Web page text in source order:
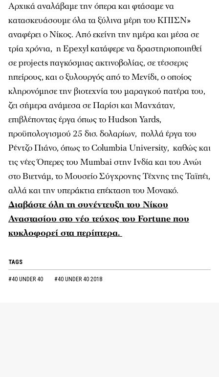
Αρχικά αναλάβαμε την όπερα και φτάσαμε να
κατασκευάσουμε όλα τα ξύλινα μέρη του ΚΠΙΣΝ»
αναφέρει ο Νίκος. Από εκείνη την ημέρα και μέσα σε
τρία χρόνια, η Epexyl κατάφερε να δραστηριοποιηθεί
σε projects παγκόσμιας ακτινοβολίας, σε τέσσερις
ηπείρους, και ο ξυλουργός από το Μενίδι, ο οποίος
κληρονόμησε την βιοτεχνία του μαραγκού πατέρα του,
ζει σήμερα ανάμεσα σε Παρίσι και Μανχάταν,
επιβλέποντας έργα όπως το Hudson Yards,
προϋπολογισμού 25 δισ. δολαρίων, πολλά έργα του
Ρέντζο Πιάνο, όπως το Columbia University, καθώς και
τις νέες Όπερες του Mumbai στην Ινδία και του Ανώι
στο Βιετνάμ, το Μουσείο Σύγχρονης Τέχνης της Ταϊπέι,
αλλά και την υπεράκτια επέκταση του Μονακό.
Διαβάστε όλη τη συνέντευξη του Νίκου
Αναστασίου στο νέο τεύχος του Fortune που
κυκλοφορεί στα περίπτερα.
TAGS
#40 UNDER 40 #40 UNDER 40 2018